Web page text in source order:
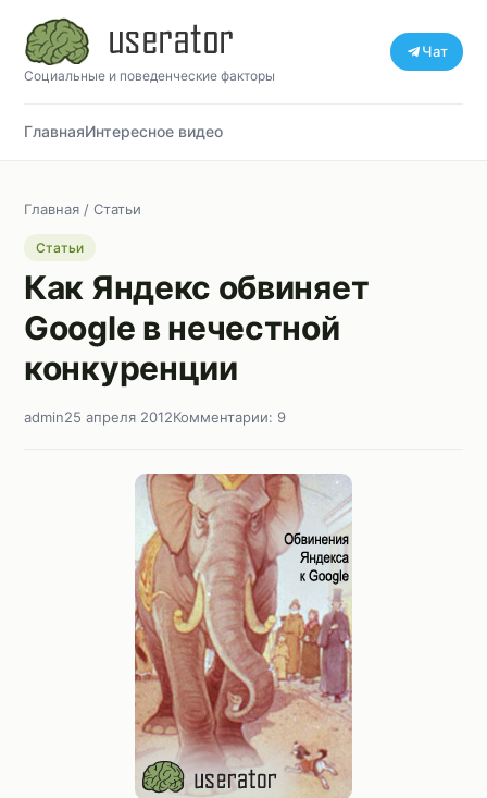
Социальные и поведенческие факторы
Чат
ГлавнаяИнтересное видео
Главная / Статьи
Статьи
Как Яндекс обвиняет
Google в нечестной
конкуренции
admin25 апреля 2012Комментарии: 9